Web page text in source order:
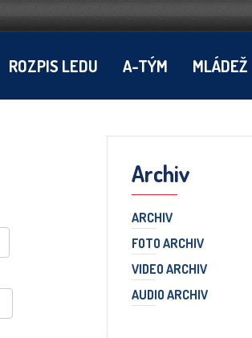
ROZPIS LEDU A-TÝM MLÁDEŽ
Archiv
ARCHIV
FOTO ARCHIV
VIDEO ARCHIV
AUDIO ARCHIV